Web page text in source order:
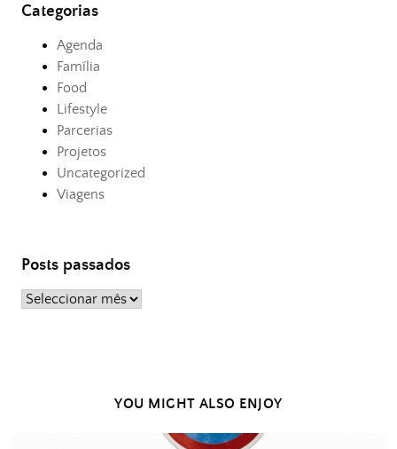
Categorias
Agenda
Família
Food
Lifestyle
Parcerias
Projetos
Uncategorized
Viagens
Posts passados
Posts
YOU MIGHT ALSO ENJOY